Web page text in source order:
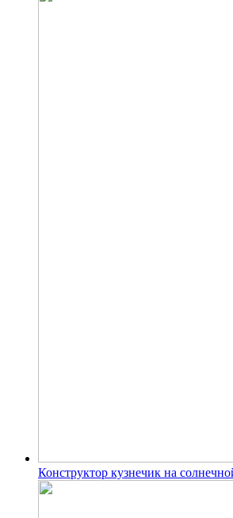
Конструктор кузнечик на